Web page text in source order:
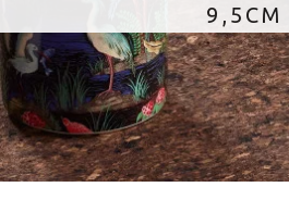
9,5СМ